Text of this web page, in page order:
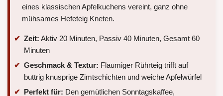
eines klassischen Apfelkuchens vereint, ganz ohne
mühsames Hefeteig Kneten.
Zeit: Aktiv 20 Minuten, Passiv 40 Minuten, Gesamt 60
Minuten
Geschmack & Textur: Flaumiger Rührteig trifft auf
buttrig knusprige Zimtschichten und weiche Apfelwürfel
Perfekt für: Den gemütlichen Sonntagskaffee,